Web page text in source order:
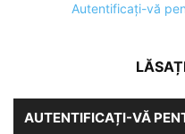
Autentificați-vă
AUTENTIFICAȚI-VĂ